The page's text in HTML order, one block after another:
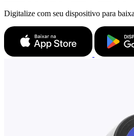
Digitalize com seu dispositivo para